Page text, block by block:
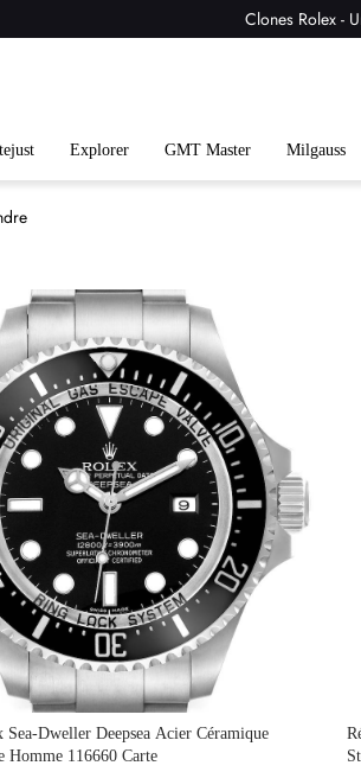
Clones Rolex -
Explorer GMT Master Milgauss
Sea-Dweller Deepsea Acier Céramique
Homme 116660 Carte